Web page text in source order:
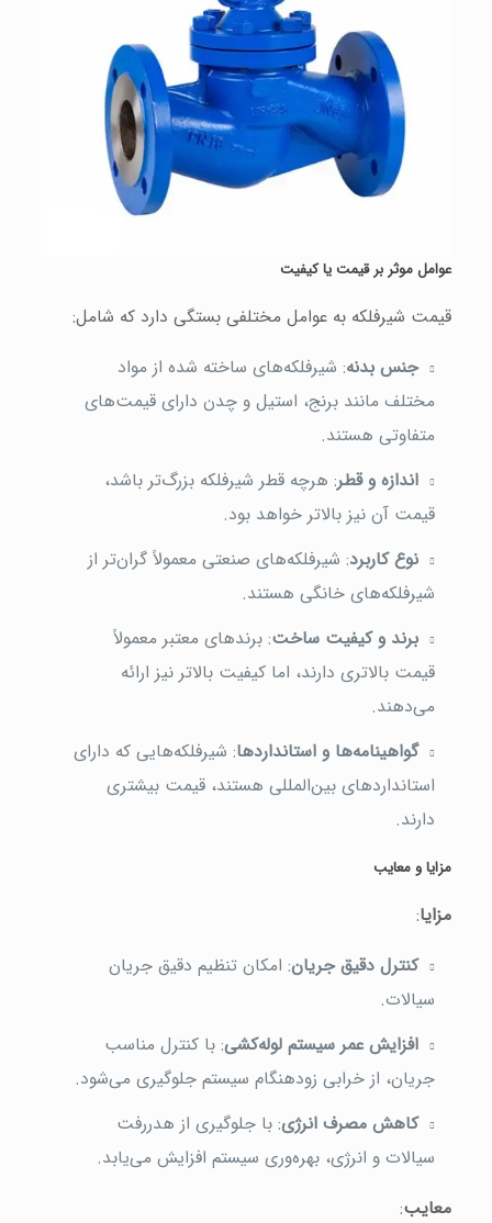
عوامل موثر بر قیمت یا کیفیت
قیمت شیرفلکه به عوامل مختلفی بستگی دارد که شامل:
جنس بدنه: شیرفلکه‌های ساخته شده از مواد
مختلف مانند برنج، استیل و چدن دارای قیمت‌های
متفاوتی هستند.
اندازه و قطر: هرچه قطر شیرفلکه بزرگ‌تر باشد،
قیمت آن نیز بالاتر خواهد بود.
نوع کاربرد: شیرفلکه‌های صنعتی معمولاً گران‌تر از
شیرفلکه‌های خانگی هستند.
برند و کیفیت ساخت: برندهای معتبر معمولاً
قیمت بالاتری دارند، اما کیفیت بالاتر نیز ارائه
می‌دهند.
گواهینامه‌ها و استانداردها: شیرفلکه‌هایی که دارای
استانداردهای بین‌المللی هستند، قیمت بیشتری
دارند.
مزایا و معایب
مزایا:
کنترل دقیق جریان: امکان تنظیم دقیق جریان
سیالات.
افزایش عمر سیستم لوله‌کشی: با کنترل مناسب
جریان، از خرابی زودهنگام سیستم جلوگیری می‌شود.
کاهش مصرف انرژی: با جلوگیری از هدررفت
سیالات و انرژی، بهره‌وری سیستم افزایش می‌یابد.
معایب: